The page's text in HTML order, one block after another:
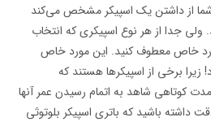
از داشتن یک اسپیکر مشخص می‌کند
ولی جدا از هر نوع اسپیکری که انتخاب
خاص معطوف کنید. این مورد خاص
برخی از اسپیکرها هستند که
کوتاهی شاهد به اتمام رسیدن عمر آنها
داشته باشید که باتری اسپیکر بلوتوثی